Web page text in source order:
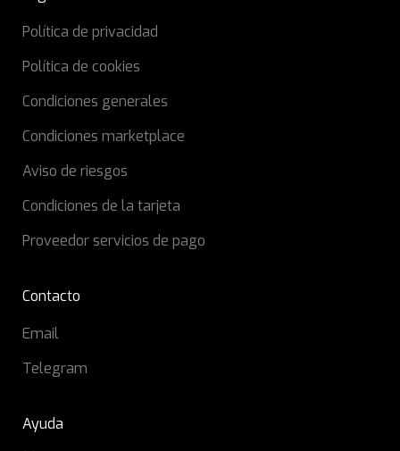
Política de privacidad
Política de cookies
Condiciones generales
Condiciones marketplace
Aviso de riesgos
Condiciones de la tarjeta
Proveedor servicios de pago
Contacto
Email
Telegram
Ayuda